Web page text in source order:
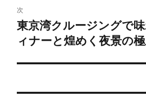
ゲ
ー
シ
ン
次
次
の
稿:
東京湾クルージングで
ィナーと煌めく夜景の